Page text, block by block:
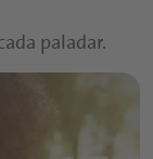
paladar.